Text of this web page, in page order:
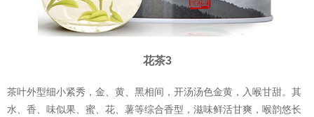
花茶3
茶叶外型细小紧秀，金、黄、黑相间，开汤汤色金黄，入喉甘甜。其
水、香、味似果、蜜、花、薯等综合香型，滋味鲜活甘爽，喉韵悠长